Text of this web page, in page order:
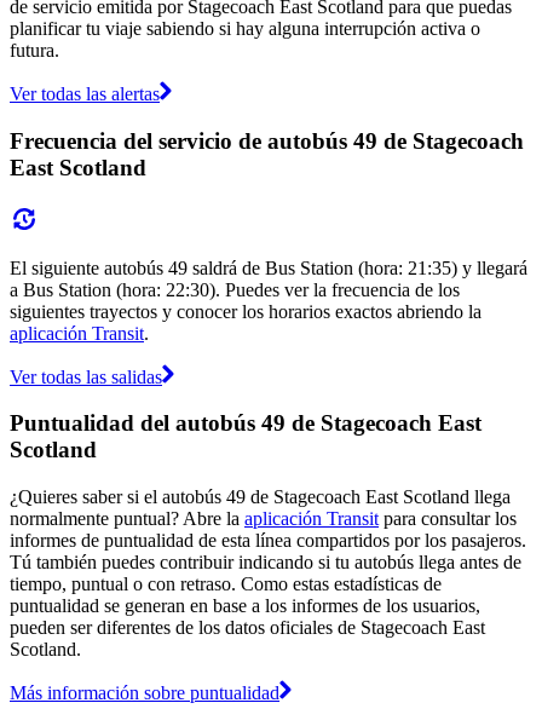
de servicio emitida por Stagecoach East Scotland para que puedas
planificar tu viaje sabiendo si hay alguna interrupción activa o
futura.
Ver todas las alertas
Frecuencia del servicio de autobús 49 de Stagecoach
East Scotland
El siguiente autobús 49 saldrá de Bus Station (hora: 21:35) y llegará
a Bus Station (hora: 22:30). Puedes ver la frecuencia de los
siguientes trayectos y conocer los horarios exactos abriendo la
aplicación Transit.
Ver todas las salidas
Puntualidad del autobús 49 de Stagecoach East
Scotland
¿Quieres saber si el autobús 49 de Stagecoach East Scotland llega
normalmente puntual? Abre la aplicación Transit para consultar los
informes de puntualidad de esta línea compartidos por los pasajeros.
Tú también puedes contribuir indicando si tu autobús llega antes de
tiempo, puntual o con retraso. Como estas estadísticas de
puntualidad se generan en base a los informes de los usuarios,
pueden ser diferentes de los datos oficiales de Stagecoach East
Scotland.
Más información sobre puntualidad